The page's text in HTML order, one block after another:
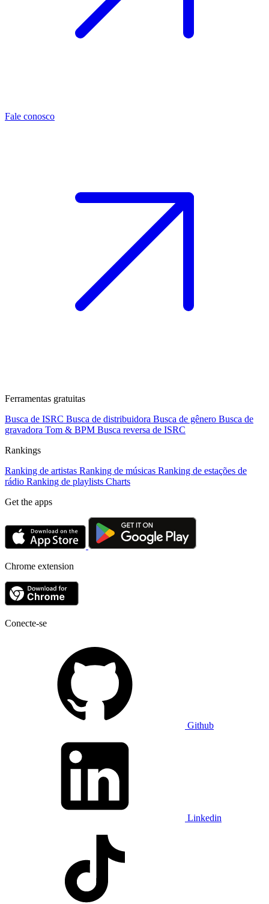
Fale conosco
Ferramentas gratuitas
Busca de ISRC Busca de distribuidora Busca de gênero Busca de
gravadora Tom & BPM Busca reversa de ISRC
Rankings
Ranking de artistas Ranking de músicas Ranking de estações de
rádio Ranking de playlists Charts
Get the apps
Chrome extension
Conecte-se
Github
Linkedin